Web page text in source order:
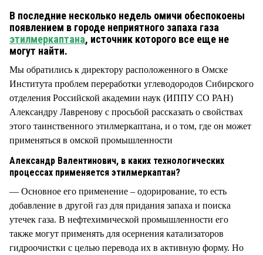
В последние несколько недель омичи обеспокоены
появлением в городе неприятного запаха газа
этилмеркаптана, источник которого все еще не
могут найти.
Мы обратились к директору расположенного в Омске
Института проблем переработки углеводородов Сибирского
отделения Российской академии наук (ИППУ СО РАН)
Александру Лавренову с просьбой рассказать о свойствах
этого таинственного этилмеркаптана, и о том, где он может
применяться в омской промышленности
Александр Валентинович, в каких технологических
процессах применяется этилмеркаптан?
— Основное его применение – одорирование, то есть
добавление в другой газ для придания запаха и поиска
утечек газа. В нефтехимической промышленности его
также могут применять для осернения катализаторов
гидроочистки с целью перевода их в активную форму. Но